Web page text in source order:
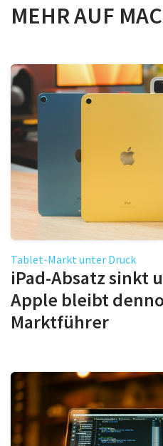
MEHR AUF
Tablet-Markt unter Druck
iPad-Absatz sinkt
Apple bleibt
Marktführer